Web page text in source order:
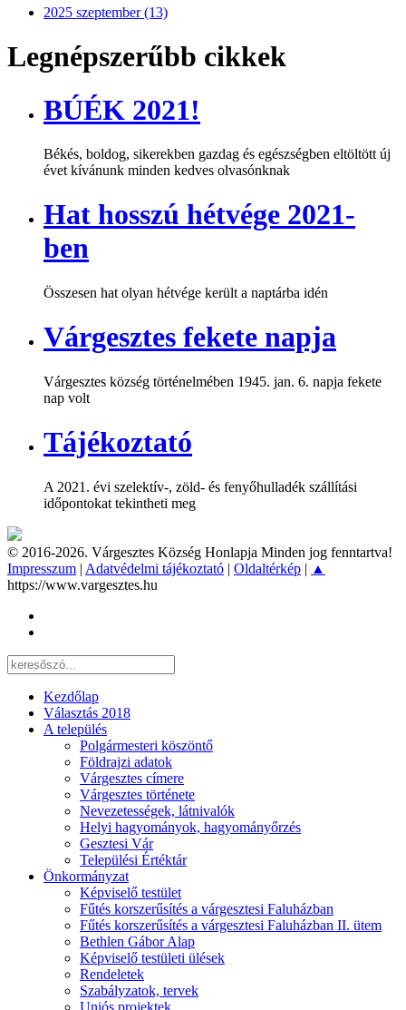
2025 szeptember (13)
Legnépszerűbb cikkek
BÚÉK 2021!
Békés, boldog, sikerekben gazdag és egészségben eltöltött új
évet kívánunk minden kedves olvasónknak
Hat hosszú hétvége 2021-
ben
Összesen hat olyan hétvége került a naptárba idén
Várgesztes fekete napja
Várgesztes község történelmében 1945. jan. 6. napja fekete
nap volt
Tájékoztató
A 2021. évi szelektív-, zöld- és fenyőhulladék szállítási
időpontokat tekintheti meg
© 2016-2026. Várgesztes Község Honlapja Minden jog fenntartva!
Impresszum | Adatvédelmi tájékoztató | Oldaltérkép | ▲
https://www.vargesztes.hu
Kezdőlap
Választás 2018
A település
Polgármesteri köszöntő
Földrajzi adatok
Várgesztes címere
Várgesztes története
Nevezetességek, látnivalók
Helyi hagyományok, hagyományőrzés
Gesztesi Vár
Települési Értéktár
Önkormányzat
Képviselő testület
Fűtés korszerűsítés a várgesztesi Faluházban
Fűtés korszerűsítés a várgesztesi Faluházban II. ütem
Bethlen Gábor Alap
Képviselő testületi ülések
Rendeletek
Szabályzatok, tervek
Uniós projektek